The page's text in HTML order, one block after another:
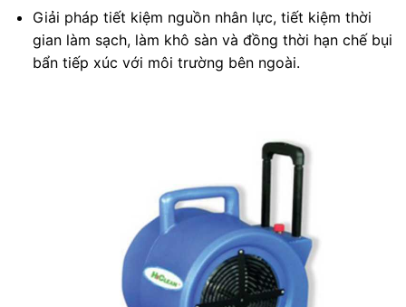
Giải pháp tiết kiệm nguồn nhân lực, tiết kiệm thời
gian làm sạch, làm khô sàn và đồng thời hạn chế bụi
bẩn tiếp xúc với môi trường bên ngoài.